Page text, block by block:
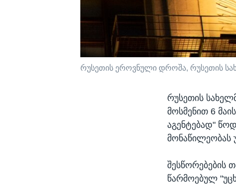
რუსეთის ეროვნული დროშა, რუსეთის
რუსეთის
მოსმენით 6
აგენტებად"
მონაწილეობას
შესწორებების
წარმოებულ